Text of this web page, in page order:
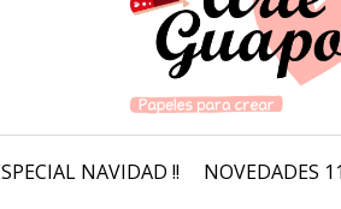
NAVIDAD !! NOVEDADES